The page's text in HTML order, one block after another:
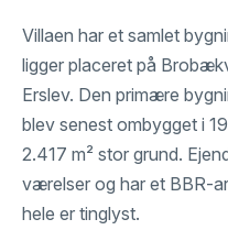
Villaen har et samlet
ligger placeret på
Erslev. Den primære
blev senest ombygget i
2.417 m² stor grund.
værelser og har et BBR-
hele er tinglyst.